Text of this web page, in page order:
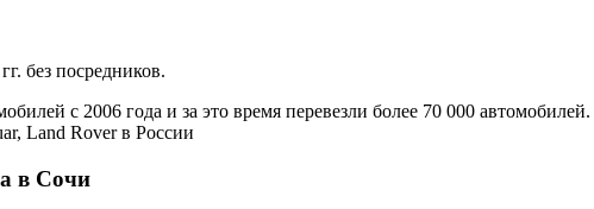
без посредников.
с 2006 года и за это время перевезли более 70 000
Land Rover в России
в Сочи